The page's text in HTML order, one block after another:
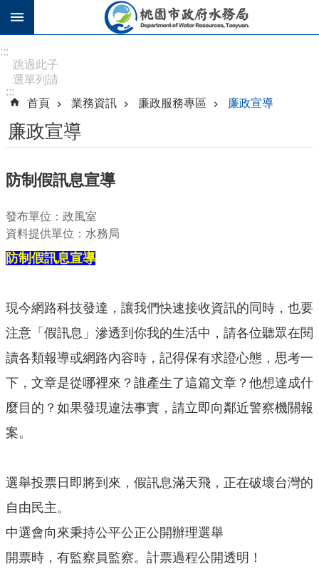
跳到主要內容區塊
階
搜
尋
息
告
識
機
通
訊
業
務
訊
便
服
務
:::
跳過此子
選單列請
[Enter]，
繼續則按
[Tab]
:::
首頁
業務資訊 廉政服務專區 廉政宣導
廉政宣導
防制假訊息宣導
發布單位：政風室
資料提供單位：水務局
防制假訊息宣導
現今網路科技發達，讓我們快速接收資訊的同時，也要
注意「假訊息」滲透到你我的生活中，請各位聽眾在閱
讀各類報導或網路內容時，記得保有求證心態，思考一
下，文章是從哪裡來？誰產生了這篇文章？他想達成什
麼目的？如果發現違法事實，請立即向鄰近警察機關報
案。
選舉投票日即將到來，假訊息滿天飛，正在破壞台灣的
自由民主。
中選會向來秉持公平公正公開辦理選舉
開票時，有監察員監察。計票過程公開透明！